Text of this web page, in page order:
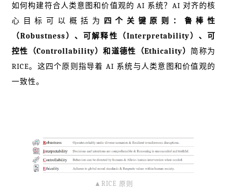
如何构建符合人类意图和价值观的 AI 系统？AI 对齐的核
心目标可以概括为 四个关键原则： 鲁棒性
（Robustness）、可解释性（Interpretability）、可
控性（Controllability）和道德性（Ethicality） 简称为
RICE。这四个原则指导着 AI 系统与人类意图和价值观的
一致性。
▲RICE 原则